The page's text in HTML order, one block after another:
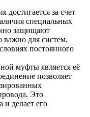
достигается за счет
специальных
защищают
важно для систем,
постоянного
муфты является её
позволяет
Это
и делает его